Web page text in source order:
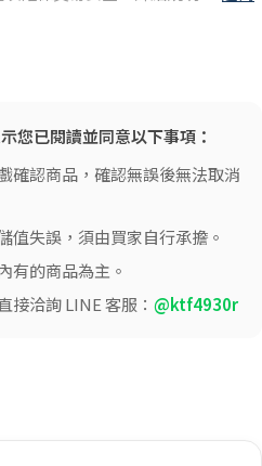
您已閱讀並同意以下事項：
確認商品，確認無誤後無法取消
值失誤，須由買家自行承擔。
有的商品為主。
接洽詢 LINE 客服： @ktf4930r